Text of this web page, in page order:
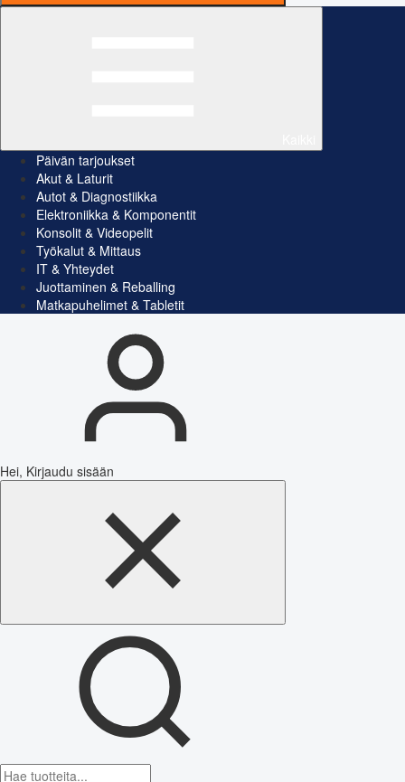
Päivän tarjoukset
Akut & Laturit
Autot & Diagnostiikka
Elektroniikka & Komponentit
Konsolit & Videopelit
Työkalut & Mittaus
IT & Yhteydet
Juottaminen & Reballing
Matkapuhelimet & Tabletit
Hei, Kirjaudu sisään